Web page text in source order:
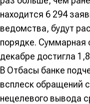
находится 6 294
ведомства, будут
порядке. Суммарная
декабре достигла
В Отбасы банке
всплеск обращений
нецелевого вывода